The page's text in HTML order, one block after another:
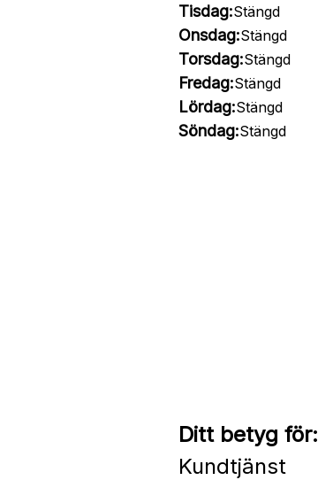
Tisdag:Stängd
Onsdag:Stängd
Torsdag:Stängd
Fredag:Stängd
Lördag:Stängd
Söndag:Stängd
Ditt betyg för:
Kundtjänst